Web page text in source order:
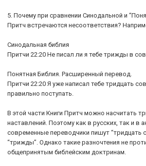
5. Почему при сравнении Синодальной и
Притч встречаются несоответствия?
Синодальная библия
Притчи 22:20 Не писал ли я тебе трижды в
Понятная Библия. Расширенный перевод.
Притчи 22:20 Я уже написал тебе тридцать
правильно поступать.
В этой части Книги Притч можно насчитать
наставлений. Поэтому как в русских, так и в
современные переводчики пишут “тридцать
“трижды”. Однако такие разночтения не
общепринятым библейским доктринам.